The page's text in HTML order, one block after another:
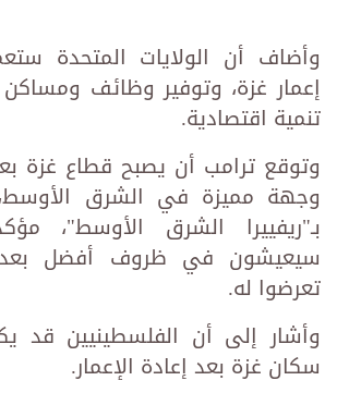
وأضاف أن الولايات المتحدة
إعمار غزة، وتوفير وظائف
تنمية اقتصادية.
وتوقع ترامب أن يصبح قطاع غزة
وجهة مميزة في الشرق
بـ"ريفييرا الشرق الأوسط"،
سيعيشون في ظروف أفضل بعد
تعرضوا له.
وأشار إلى أن الفلسطينيين قد
سكان غزة بعد إعادة الإعمار.